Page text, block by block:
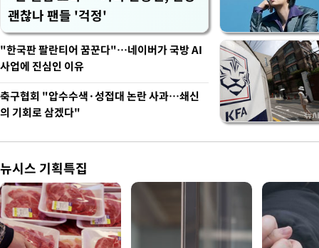
괜찮나 팬들 '걱정'
"한국판 팔란티어 꿈꾼다"…네이버가 국방 AI
사업에 진심인 이유
축구협회 "압수수색·성접대 논란 사과…쇄신
의 기회로 삼겠다"
뉴시스 기획특집